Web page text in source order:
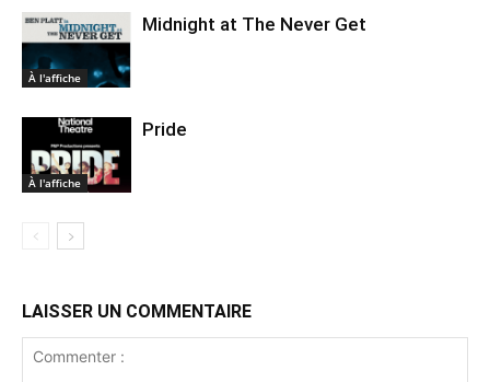
À l'affiche
Midnight at The Never Get
À l'affiche
Pride
LAISSER UN COMMENTAIRE